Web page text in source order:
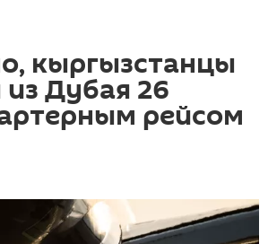
кыргызстанцы
из Дубая 26
рейсом